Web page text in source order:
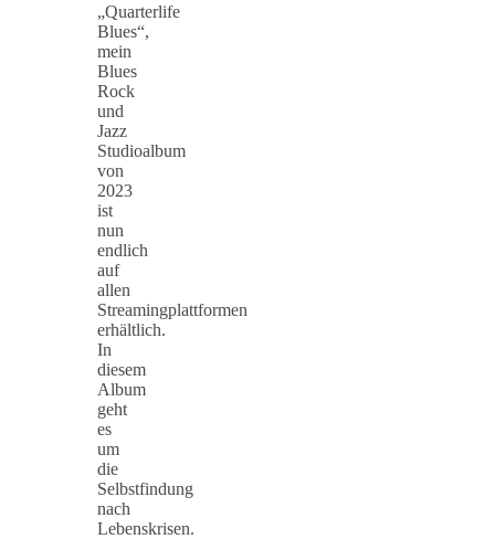
„Quarterlife
Blues“,
mein
Blues
Rock
und
Jazz
Studioalbum
von
2023
ist
nun
endlich
auf
allen
Streamingplattformen
erhältlich.
In
diesem
Album
geht
es
um
die
Selbstfindung
nach
Lebenskrisen.